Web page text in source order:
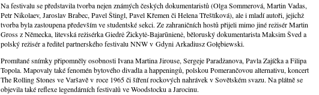
Na festivalu se představila tvorba nejen známých českých dokumentaristů (Olga Sommerová, Martin Vadas,
Petr Nikolaev, Jaroslav Brabec, Pavel Štingl, Pavel Křemen či Helena Třeštíková), ale i mladí autoři, jejichž
tvorba byla zastoupena především ve studentské sekci. Ze zahraničních hostů přijeli mimo jiné režisér Martin
Gross z Německa, litevská režisérka Giedrė Žickytė-Bajarūnienė, běloruský dokumentarista Maksim Šved a
polský režisér a ředitel partnerského festivalu NNW v Gdyni Arkadiusz Gołębiewski.
Promítané snímky připomněly osobnosti Ivana Martina Jirouse, Sergeje Paradžanova, Pavla Zajíčka a Filipa
Topola. Mapovaly také fenomén bytového divadla a happeningů, polskou Pomerančovou alternativu, koncert
The Rolling Stones ve Varšavě v roce 1965 či šíření rockových nahrávek v Sovětském svazu. Na plátně se
objevila také reflexe legendárních festivalů ve Woodstocku a Jarocinu.